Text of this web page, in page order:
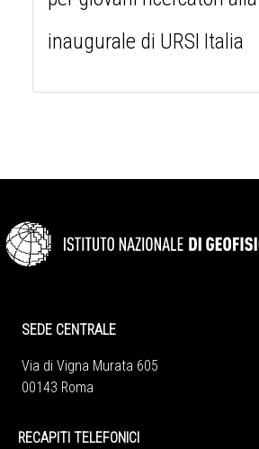
inaugurale di URSI Italia
SEDE CENTRALE
Via di Vigna Murata 605
00143 Roma
RECAPITI TELEFONICI